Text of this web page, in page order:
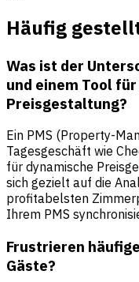
Häufig
Was ist der
und einem Tool
Preisgestaltung?
Ein PMS (Property-
Tagesgeschäft wie
für dynamische
sich gezielt auf die
profitabelsten
Ihrem PMS
Frustrieren
Gäste?